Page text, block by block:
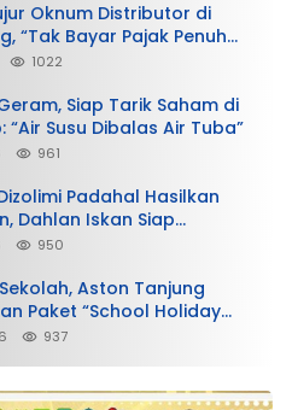
Oknum Distributor di
“Tak Bayar Pajak Penuh
1022
Siap Tarik Saham di
“Air Susu Dibalas Air Tuba”
961
Padahal Hasilkan
Dahlan Iskan Siap
950
Aston Tanjung
Paket “School Holiday
937